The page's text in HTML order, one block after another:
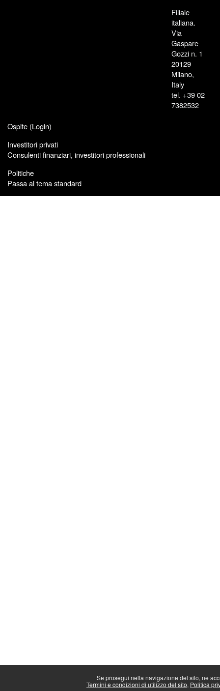
Filiale
italiana.
Via
Gaspare
Gozzi n. 1
20129
Milano,
Italy
tel. +39 02
7382532
Ospite (Login)
Investitori privati
Consulenti finanziari, investitori professionali
Politiche
Passa al tema standard
Se prosegui nella navigazione del sito, ne
Termini e condizioni di utilizzo del sito Politica